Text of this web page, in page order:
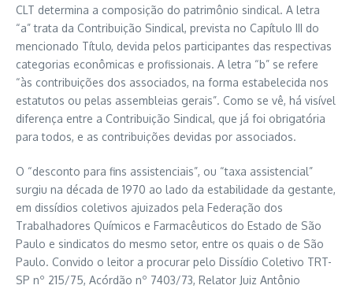
CLT determina a composição do patrimônio sindical. A letra
“a” trata da Contribuição Sindical, prevista no Capítulo III do
mencionado Título, devida pelos participantes das respectivas
categorias econômicas e profissionais. A letra “b” se refere
“às contribuições dos associados, na forma estabelecida nos
estatutos ou pelas assembleias gerais”. Como se vê, há visível
diferença entre a Contribuição Sindical, que já foi obrigatória
para todos, e as contribuições devidas por associados.
O “desconto para fins assistenciais”, ou “taxa assistencial”
surgiu na década de 1970 ao lado da estabilidade da gestante,
em dissídios coletivos ajuizados pela Federação dos
Trabalhadores Químicos e Farmacêuticos do Estado de São
Paulo e sindicatos do mesmo setor, entre os quais o de São
Paulo. Convido o leitor a procurar pelo Dissídio Coletivo TRT-
SP nº 215/75, Acórdão nº 7403/73, Relator Juiz Antônio